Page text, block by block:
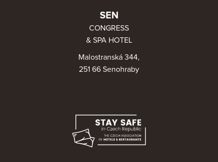
SEN
CONGRESS
& SPA HOTEL
Malostranská 344,
251 66 Senohraby